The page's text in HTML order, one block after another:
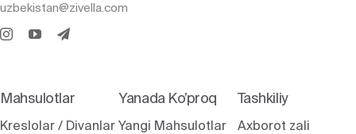
uzbekistan@zivella.com
Mahsulotlar
Kreslolar / Divanlar
Yanada Ko’proq
Yangi Mahsulotlar
Tashkiliy
Axborot zali